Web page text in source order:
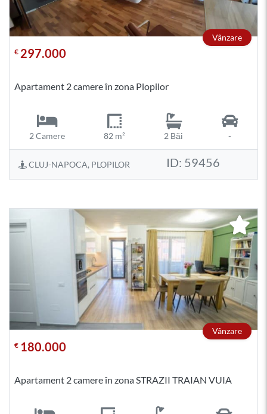
Vânzare
€ 297.000
Apartament 2 camere în zona Plopilor
2 Camere 82 m² 2 Băi -
CLUJ-NAPOCA, PLOPILOR ID: 59456
Vânzare
€ 180.000
Apartament 2 camere în zona STRAZII TRAIAN VUIA